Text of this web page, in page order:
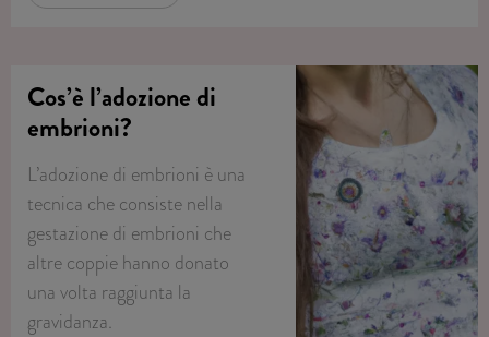
Cos’è l’adozione di
embrioni?
L’adozione di embrioni è una
tecnica che consiste nella
gestazione di embrioni che
altre coppie hanno donato
una volta raggiunta la
gravidanza.